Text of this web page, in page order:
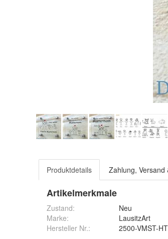
Produktdetails Zahlung, Versand
Artikelmerkmale
Zustand:
Neu
Marke:
LausitzArt
Hersteller Nr.:
2500-VMST-HT